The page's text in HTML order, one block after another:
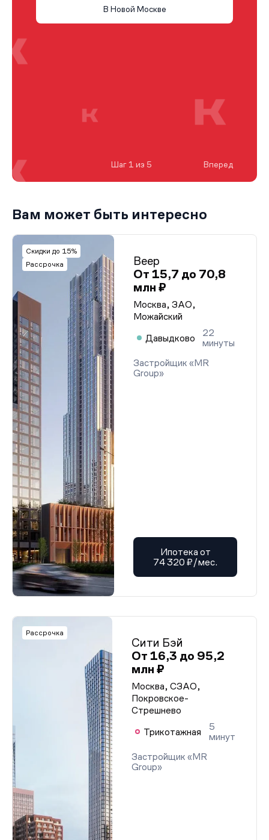
В Новой Москве
Шаг 1 из 5 Вперед
Вам может быть интересно
Скидки до 15%
Рассрочка
Веер
От 15,7 до 70,8
млн ₽
Москва, ЗАО,
Можайский
Давыдково
22
минуты
Застройщик «MR
Group»
Ипотека от
74 320 ₽/мес.
Рассрочка
Сити Бэй
От 16,3 до 95,2
млн ₽
Москва, СЗАО,
Покровское-
Стрешнево
Трикотажная
5
минут
Застройщик «MR
Group»